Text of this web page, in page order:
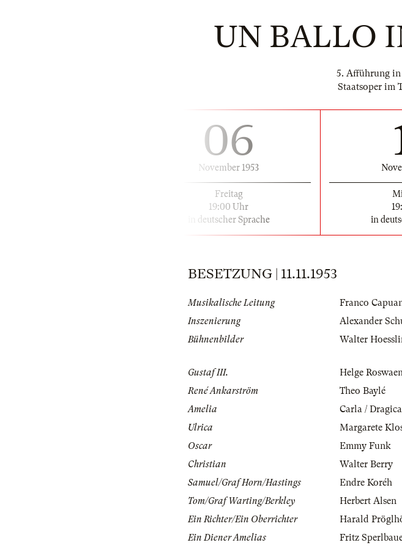
UN BALLO
5. Afführung in
Staatsoper im
06
November 1953
Freitag
19:00 Uhr
in deutscher Sprache
in
BESETZUNG | 11.11.1953
Musikalische Leitung
Franco
Inszenierung
Alexander
Bühnenbilder
Walter
Gustaf III.
Helge
René Ankarström
Theo Baylé
Amelia
Carla /
Ulrica
Margarete
Oscar
Emmy Funk
Christian
Walter Berry
Samuel/Graf Horn/Hastings
Endre Koréh
Tom/Graf Warting/Berkley
Herbert Alsen
Ein Richter/Ein Oberrichter
Harald
Ein Diener Amelias
Fritz